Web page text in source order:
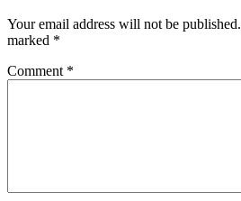
Your email address will not be published.
marked *
Comment *